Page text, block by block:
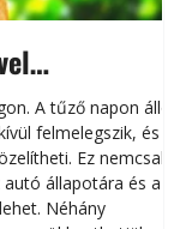
károktól
A tűző napon álló
felmelegszik, és
Ez nemcsak
állapotára és a
Néhány